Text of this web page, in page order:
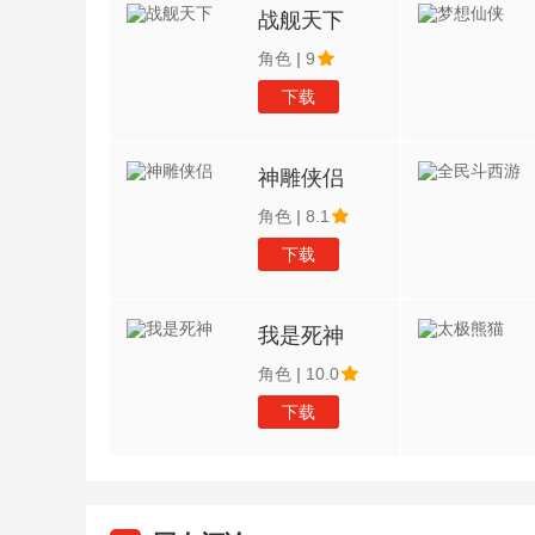
战舰天下
角色 | 9
下载
神雕侠侣
角色 | 8.1
下载
我是死神
角色 | 10.0
下载